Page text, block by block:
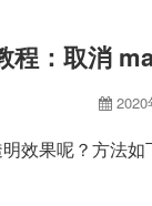
程：取消
效果呢？方法如